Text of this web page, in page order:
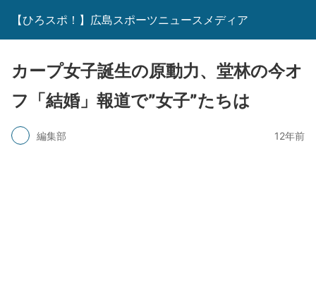
【ひろスポ！】広島スポーツニュースメディア
カープ女子誕生の原動力、堂林の今オ
フ「結婚」報道で”女子”たちは
編集部 12年前